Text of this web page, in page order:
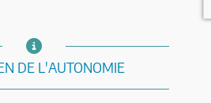
DE L'AUTONOMIE